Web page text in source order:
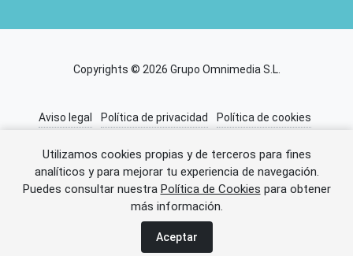
Utilizamos cookies propias y de terceros para fines
analíticos y para mejorar tu experiencia de navegación.
Puedes consultar nuestra Política de Cookies para obtener
más información.
Aceptar
Error al cargar el anuncio.
Copyrights © 2026 Grupo Omnimedia S.L.
Aviso legal Política de privacidad
Política de cookies